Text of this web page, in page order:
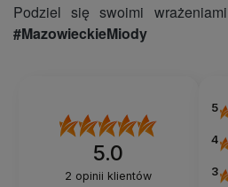
Podziel się swoimi wrażeniami
#MazowieckieMiody
5.0
2 opinii klientów
5
4
3